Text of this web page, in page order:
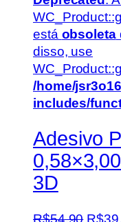
está obsoleta
disso, use
/home/
includes/
Adesivo
3D
R$54,90 O
R$